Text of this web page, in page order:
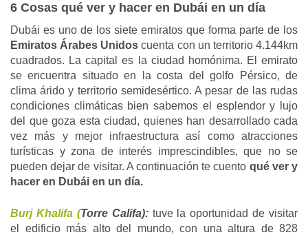
6 Cosas qué ver y hacer en Dubái en un día
Dubái es uno de los siete emiratos que forma parte de los
Emiratos Árabes Unidos cuenta con un territorio 4.144km
cuadrados. La capital es la ciudad homónima. El emirato
se encuentra situado en la costa del golfo Pérsico, de
clima árido y territorio semidesértico. A pesar de las rudas
condiciones climáticas bien sabemos el esplendor y lujo
del que goza esta ciudad, quienes han desarrollado cada
vez más y mejor infraestructura así como atracciones
turísticas y zona de interés imprescindibles, que no se
pueden dejar de visitar. A continuación te cuento qué ver y
hacer en Dubái en un día.
Burj Khalifa (Torre Califa):tuve la oportunidad de visitar
el edificio más alto del mundo, con una altura de 828